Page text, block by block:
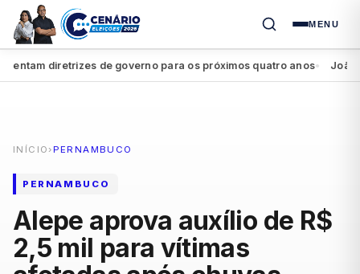
MENU
diretrizes de governo para os próximos quatro anos● João
INÍCIO › PERNAMBUCO
PERNAMBUCO
Alepe aprova auxílio de R$
2,5 mil para vítimas